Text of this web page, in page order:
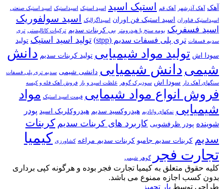
آهک آهک آذرشهر آهک قم استیک اسید اسید استیک اسیداستیک اسید استیک صنعتی
اسیداستیک فناوران اسید استیک فن اوران اسیداگزالیک اسید سولفوریک
اسید فسفریک بومه سنج یا هیدرومتر بی کربنات سدیم ترکیبات کاتالیستی تری
سدیم فسفات تری پلی فسفات سدیم (stpp) تولید اسید استیک تولید
سودا اش تولید مواد شیمیایی تولید کربنات سدیم دانش
شیمی دانش شیمیایی دانشی شیمی سدیم تری پلی فسفات
سنگهای آهک دار
سودا اش سودپرک گوهر غلظت اسید و باز فروش آهک فله و کیسه
فروش انواع مواد شیمایی قیمت اسید استیک مواد
شیمیایی نمکهای وانادیم هیدروکسید سدیم هیدروکلریک اسید پودر
شوینده پودر ظرفشویی کاربرد های کربنات سدیم کربنات
سدیم کربنات سدیم جامبو کربنات سدیم مراغه کشاورزی کیمیا
تجارت فجر
گوهر شیمی
کلیه حقوق متعلق به کیمیا تجارت فجر بوده و هرگونه کپی برداری
بدون کسب اجازه ممنوع می باشد.
طراحی توسط یار تجهیز